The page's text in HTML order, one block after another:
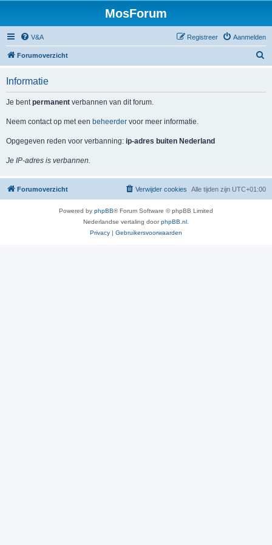
MosForum
V&A Aanmelden
Registreer
Forumoverzicht
Informatie
Je bentpermanent verbannen van dit forum.
Neem contact op met een beheerder voor meer informatie.
Opgegeven reden voor verbanning: ip-adres buiten Nederland
Je IP-adres is verbannen.
Forumoverzicht Alle tijden zijn UTC+01:00
Verwijder cookies
Powered by phpBB® Forum Software © phpBB Limited
Nederlandse vertaling doorphpBB.nl
Privacy | Gebruikersvoorwaarden